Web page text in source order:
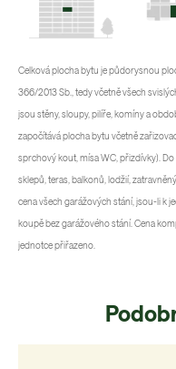
Celková plocha bytu je půdorysnou
366/2013 Sb., tedy včetně všech
jsou stěny, sloupy, pilíře, komíny a
započítává plocha bytu včetně
sprchový kout, mísa WC, přizdívky).
sklepů, teras, balkonů, lodžií,
cena všech garážových stání, jsou-li k
koupě bez garážového stání. Cena
jednotce přiřazeno.